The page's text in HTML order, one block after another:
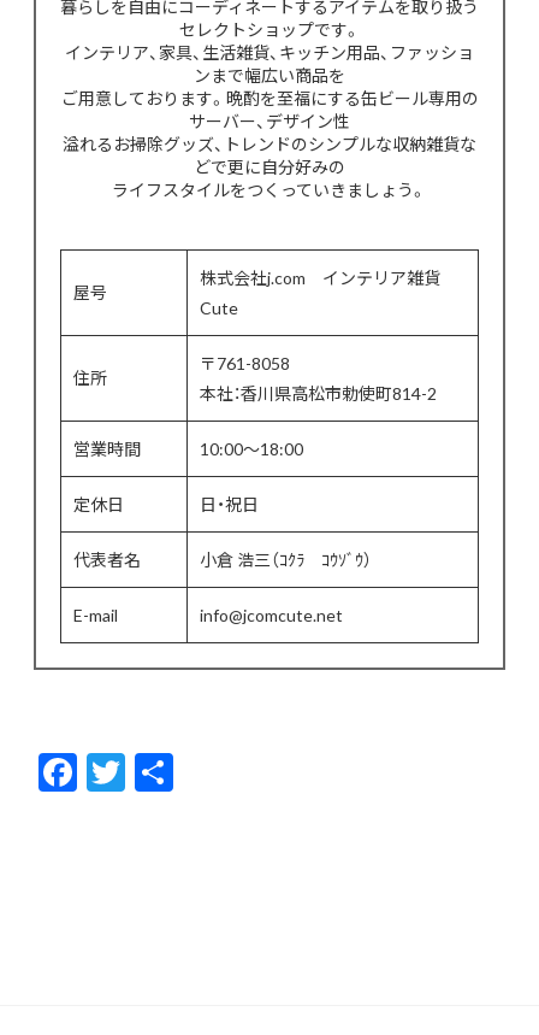
暮らしを自由にコーディネートするアイテムを取り扱う
セレクトショップです。
インテリア、家具、生活雑貨、キッチン用品、ファッショ
ンまで幅広い商品を
ご用意しております。晩酌を至福にする缶ビール専用の
サーバー、デザイン性
溢れるお掃除グッズ、トレンドのシンプルな収納雑貨な
どで更に自分好みの
ライフスタイルをつくっていきましょう。
屋号
株式会社j.com インテリア雑貨
Cute
住所
〒761-8058
本社：香川県高松市勅使町814-2
営業時間 10:00〜18:00
定休日 日・祝日
代表者名 小倉 浩三（ｺｸﾗ ｺｳｿﾞｳ）
E-mail info@jcomcute.net
F
ac
T
w